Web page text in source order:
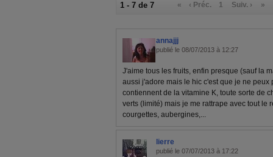
1 - 7 de 7 « ‹ Préc. 1 Suiv. › »
annajjj
publié le 08/07/2013 à 12:27
J'aime tous les fruits, enfin presque (sauf la
aussi j'adore mais le hic c'est que je ne
contiennent de la vitamine K, toute sorte de
verts (limité) mais je me rattrape avec tout le
courgettes, aubergines,...
lierre
publié le 07/07/2013 à 17:22